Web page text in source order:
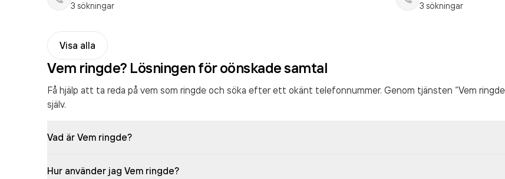
3 sökningar 3 sökningar
Visa alla
Vem ringde? Lösningen för oönskade samtal
Få hjälp att ta reda på vem som ringde och söka efter ett okänt telefonnummer. Genom tjänsten “Vem
själv.
Vad är Vem ringde?
Hur använder jag Vem ringde?